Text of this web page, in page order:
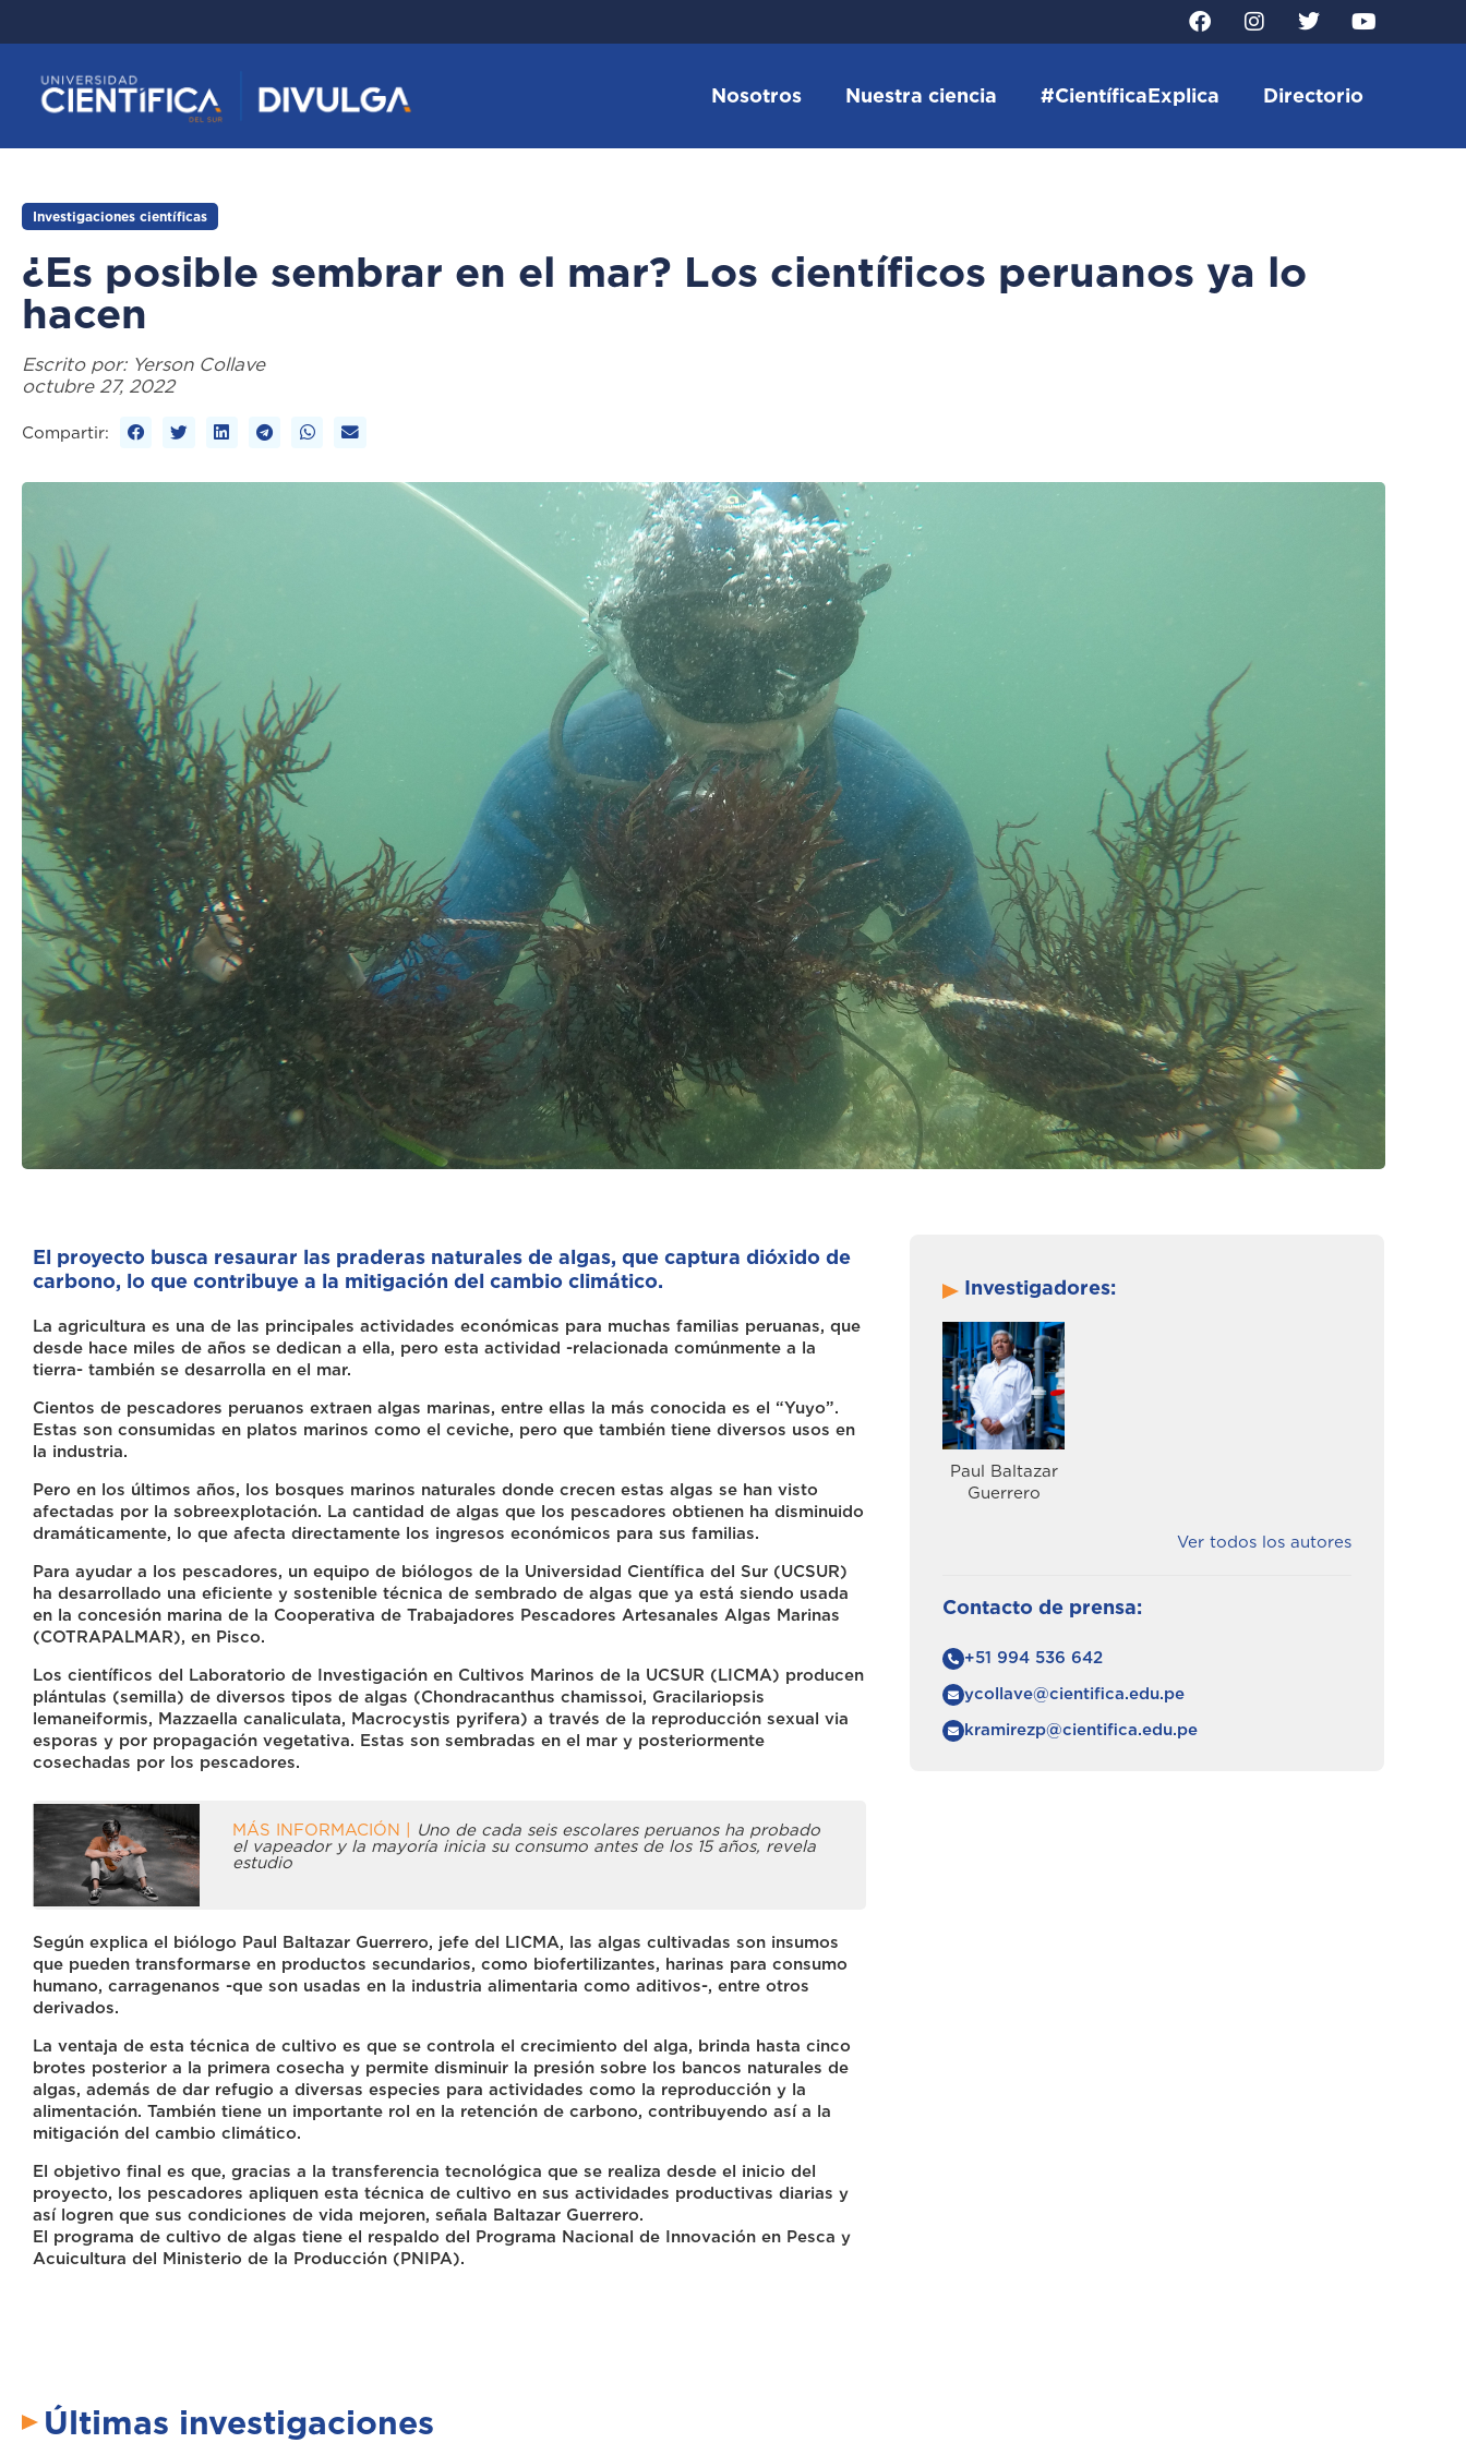
Nosotros Nuestra ciencia #CientíficaExplica Directorio
Investigaciones científicas
¿Es posible sembrar en el mar? Los científicos peruanos ya lo
hacen
Escrito por: Yerson Collave
octubre 27, 2022
Compartir:
El proyecto busca resaurar las praderas naturales de algas, que captura dióxido de
carbono, lo que contribuye a la mitigación del cambio climático.
La agricultura es una de las principales actividades económicas para muchas familias peruanas, que
desde hace miles de años se dedican a ella, pero esta actividad -relacionada comúnmente a la
tierra- también se desarrolla en el mar.
Cientos de pescadores peruanos extraen algas marinas, entre ellas la más conocida es el “Yuyo”.
Estas son consumidas en platos marinos como el ceviche, pero que también tiene diversos usos en
la industria.
Pero en los últimos años, los bosques marinos naturales donde crecen estas algas se han visto
afectadas por la sobreexplotación. La cantidad de algas que los pescadores obtienen ha disminuido
dramáticamente, lo que afecta directamente los ingresos económicos para sus familias.
Para ayudar a los pescadores, un equipo de biólogos de la Universidad Científica del Sur (UCSUR)
ha desarrollado una eficiente y sostenible técnica de sembrado de algas que ya está siendo usada
en la concesión marina de la Cooperativa de Trabajadores Pescadores Artesanales Algas Marinas
(COTRAPALMAR), en Pisco.
Los científicos del Laboratorio de Investigación en Cultivos Marinos de la UCSUR (LICMA) producen
plántulas (semilla) de diversos tipos de algas (Chondracanthus chamissoi, Gracilariopsis
lemaneiformis, Mazzaella canaliculata, Macrocystis pyrifera) a través de la reproducción sexual via
esporas y por propagación vegetativa. Estas son sembradas en el mar y posteriormente
cosechadas por los pescadores.
MÁS INFORMACIÓN |
Uno de cada seis escolares peruanos ha probado
el vapeador y la mayoría inicia su consumo antes de los 15 años, revela
estudio
Según explica el biólogo Paul Baltazar Guerrero, jefe del LICMA, las algas cultivadas son insumos
que pueden transformarse en productos secundarios, como biofertilizantes, harinas para consumo
humano, carragenanos -que son usadas en la industria alimentaria como aditivos-, entre otros
derivados.
La ventaja de esta técnica de cultivo es que se controla el crecimiento del alga, brinda hasta cinco
brotes posterior a la primera cosecha y permite disminuir la presión sobre los bancos naturales de
algas, además de dar refugio a diversas especies para actividades como la reproducción y la
alimentación. También tiene un importante rol en la retención de carbono, contribuyendo así a la
mitigación del cambio climático.
El objetivo final es que, gracias a la transferencia tecnológica que se realiza desde el inicio del
proyecto, los pescadores apliquen esta técnica de cultivo en sus actividades productivas diarias y
así logren que sus condiciones de vida mejoren, señala Baltazar Guerrero.
El programa de cultivo de algas tiene el respaldo del Programa Nacional de Innovación en Pesca y
Acuicultura del Ministerio de la Producción (PNIPA).
Investigadores:
Paul Baltazar
Guerrero
Ver todos los autores
Contacto de prensa:
+51 994 536 642
ycollave@cientifica.edu.pe
kramirezp@cientifica.edu.pe
Últimas investigaciones